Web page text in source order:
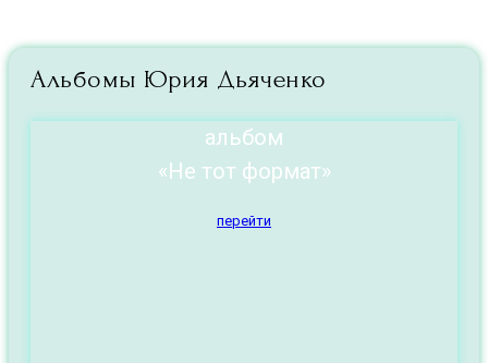
Альбомы Юрия Дьяченко
альбом
«Не тот формат»
перейти